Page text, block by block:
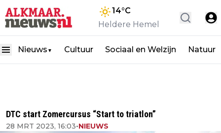
14°C
Heldere Hemel
Nieuws ▼ Cultuur Sociaal en Welzijn Natuur
DTC start Zomercursus “Start to triatlon”
28 MRT 2023, 16:03•NIEUWS